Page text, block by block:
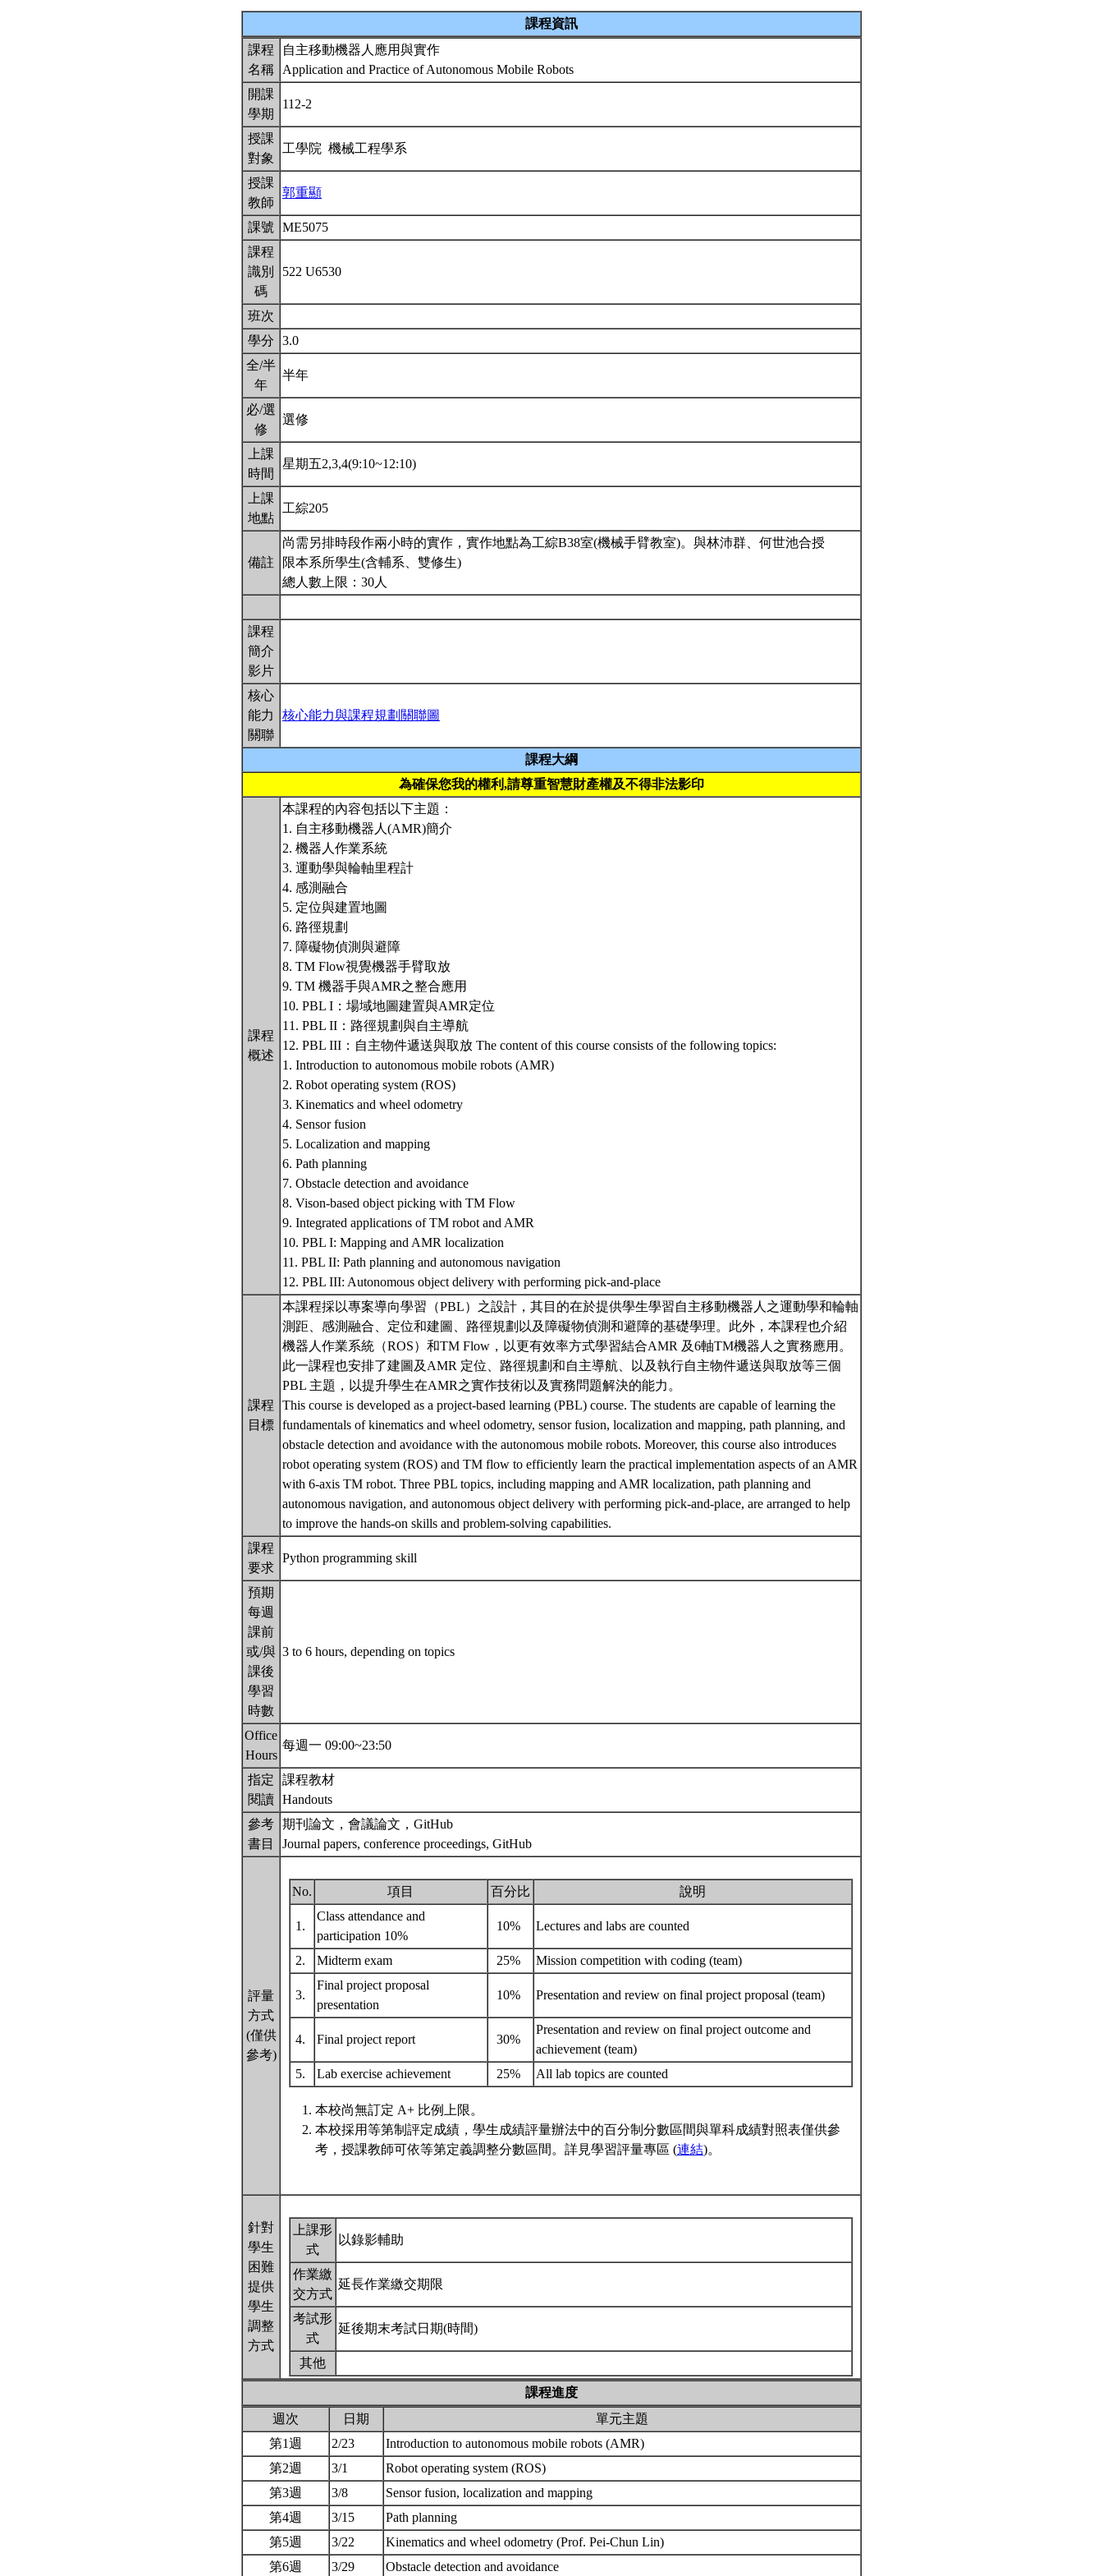
課程資訊
課程
名稱
自主移動機器人應用與實作
Application and Practice of Autonomous Mobile Robots
開課
學期
112-2
授課
對象
工學院 機械工程學系
授課
教師
郭重顯
課號
ME5075
課程
識別
碼
522 U6530
班次
學分
3.0
全/半
年
半年
必/選
修
選修
上課
時間
星期五2,3,4(9:10~12:10)
上課
地點
工綜205
備註
尚需另排時段作兩小時的實作，實作地點為工綜B38室(機械手臂教室)。與林沛群、何世池合授
限本系所學生(含輔系、雙修生)
總人數上限：30人
課程
簡介
影片
核心
能力
關聯
核心能力與課程規劃關聯圖
課程大綱
為確保您我的權利,請尊重智慧財產權及不得非法影印
課程
概述
本課程的內容包括以下主題：
1. 自主移動機器人(AMR)簡介
2. 機器人作業系統
3. 運動學與輪軸里程計
4. 感測融合
5. 定位與建置地圖
6. 路徑規劃
7. 障礙物偵測與避障
8. TM Flow視覺機器手臂取放
9. TM 機器手與AMR之整合應用
10. PBL I：場域地圖建置與AMR定位
11. PBL II：路徑規劃與自主導航
12. PBL III：自主物件遞送與取放 The content of this course consists of the following topics:
1. Introduction to autonomous mobile robots (AMR)
2. Robot operating system (ROS)
3. Kinematics and wheel odometry
4. Sensor fusion
5. Localization and mapping
6. Path planning
7. Obstacle detection and avoidance
8. Vison-based object picking with TM Flow
9. Integrated applications of TM robot and AMR
10. PBL I: Mapping and AMR localization
11. PBL II: Path planning and autonomous navigation
12. PBL III: Autonomous object delivery with performing pick-and-place
課程
目標
本課程採以專案導向學習（PBL）之設計，其目的在於提供學生學習自主移動機器人之運動學和輪軸
測距、感測融合、定位和建圖、路徑規劃以及障礙物偵測和避障的基礎學理。此外，本課程也介紹
機器人作業系統（ROS）和TM Flow，以更有效率方式學習結合AMR 及6軸TM機器人之實務應用。
此一課程也安排了建圖及AMR 定位、路徑規劃和自主導航、以及執行自主物件遞送與取放等三個
PBL 主題，以提升學生在AMR之實作技術以及實務問題解決的能力。
This course is developed as a project-based learning (PBL) course. The students are capable of learning the
fundamentals of kinematics and wheel odometry, sensor fusion, localization and mapping, path planning, and
obstacle detection and avoidance with the autonomous mobile robots. Moreover, this course also introduces
robot operating system (ROS) and TM flow to efficiently learn the practical implementation aspects of an AMR
with 6-axis TM robot. Three PBL topics, including mapping and AMR localization, path planning and
autonomous navigation, and autonomous object delivery with performing pick-and-place, are arranged to help
to improve the hands-on skills and problem-solving capabilities.
課程
要求
Python programming skill
預期
每週
課前
或/與
課後
學習
時數
3 to 6 hours, depending on topics
Office
Hours
每週一 09:00~23:50
指定
閱讀
課程教材
Handouts
參考
書目
期刊論文，會議論文，GitHub
Journal papers, conference proceedings, GitHub
評量
方式
(僅供
參考)
No. 項目 百分比 說明
1.
Class attendance and
participation 10%
10% Lectures and labs are counted
2. Midterm exam 25% Mission competition with coding (team)
3.
Final project proposal
presentation
10% Presentation and review on final project proposal (team)
4. Final project report 30%
Presentation and review on final project outcome and
achievement (team)
5.
Lab exercise achievement 25% All lab topics are counted
本校尚無訂定 A+ 比例上限。
本校採用等第制評定成績，學生成績評量辦法中的百分制分數區間與單科成績對照表僅供參
考，授課教師可依等第定義調整分數區間。詳見學習評量專區 (連結)。
針對
學生
困難
提供
學生
調整
方式
上課形
式
以錄影輔助
作業繳
交方式
延長作業繳交期限
考試形
式
延後期末考試日期(時間)
其他
課程進度
週次
日期
單元主題
第1週
2/23
Introduction to autonomous mobile robots (AMR)
第2週
3/1
Robot operating system (ROS)
第3週
3/8
Sensor fusion, localization and mapping
第4週
3/15
Path planning
第5週
3/22
Kinematics and wheel odometry (Prof. Pei-Chun Lin)
第6週
3/29 Obstacle detection and avoidance